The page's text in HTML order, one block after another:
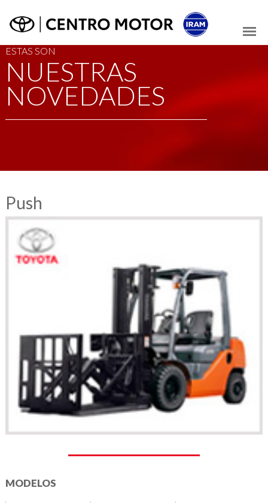
ESTAS SON
NUESTRAS
NOVEDADES
Push
MODELOS